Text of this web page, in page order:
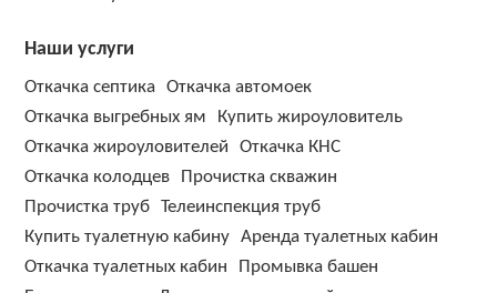
Наши услуги
Откачка септика
Откачка автомоек
Откачка выгребных ям
Купить жироуловитель
Откачка жироуловителей
Откачка КНС
Откачка колодцев
Прочистка скважин
Прочистка труб
Телеинспекция труб
Купить туалетную кабину
Аренда туалетных кабин
Откачка туалетных кабин
Промывка башен